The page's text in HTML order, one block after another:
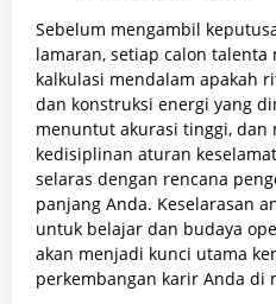
Sebelum mengambil
lamaran, setiap calon
kalkulasi mendalam apakah
dan konstruksi energi yang
menuntut akurasi tinggi, dan
kedisiplinan aturan
selaras dengan rencana
panjang Anda. Keselarasan
untuk belajar dan budaya
akan menjadi kunci utama
perkembangan karir Anda di